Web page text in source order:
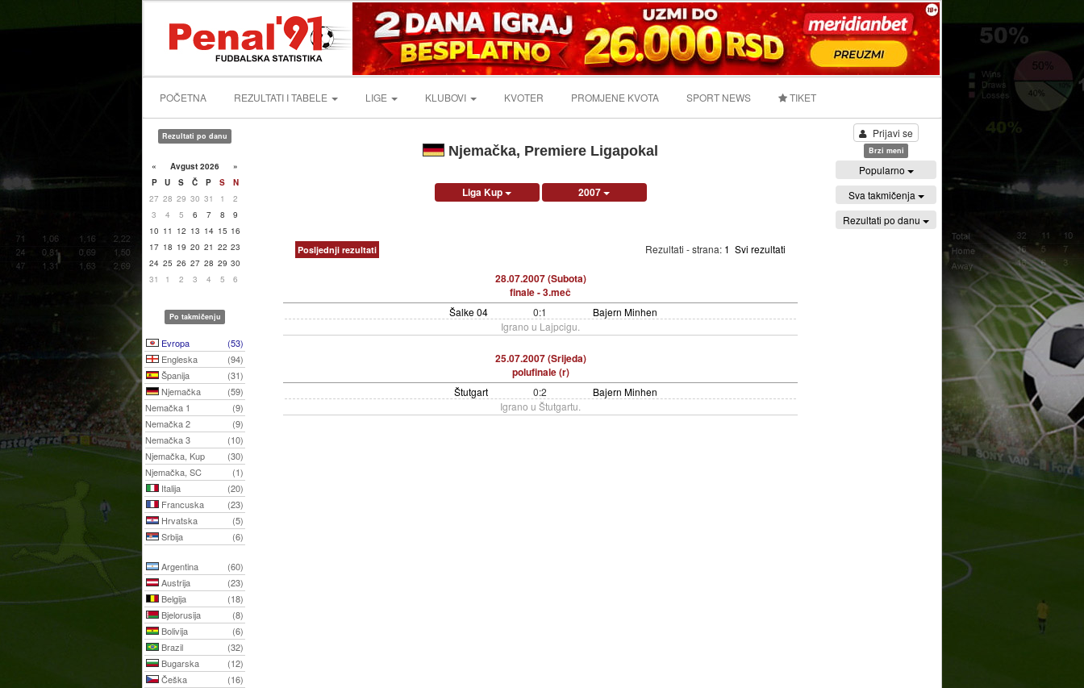
POČETNA REZULTATI I TABELE LIGE KLUBOVI KVOTER PROMJENE KVOTA SPORT NEWS TIKET
Rezultati po danu
« Avgust 2026
»
P
U S Č P S
N
27 28 29 30 31 1
2
3
4 5 6 7 8
9
10 11 12 13 14 15 16
17 18 19 20 21 22 23
24 25 26 27 28 29 30
31
1 2 3 4 5 6
Po takmičenju
Evropa
(53)
Engleska
(94)
Španija
(31)
Njemačka
(59)
Nemačka 1
(9)
Nemačka 2
(9)
Nemačka 3
(10)
Njemačka, Kup
(30)
Njemačka, SC
(1)
Italija
(20)
Francuska
(23)
Hrvatska
(5)
Srbija
(6)
Argentina
(60)
Austrija
(23)
Belgija
(18)
Bjelorusija
(8)
Bolivija
(6)
Brazil
(32)
Bugarska
(12)
Češka
(16)
Njemačka, Premiere Ligapokal
Liga Kup 2007
Posljednji rezultati Rezultati - strana: 1 Svi rezultati
28.07.2007 (Subota)
finale - 3.meč
Šalke 04 0:1
Bajern Minhen
Igrano u Lajpcigu.
25.07.2007 (Srijeda)
polufinale (r)
Štutgart 0:2
Bajern Minhen
Igrano u Štutgartu.
Prijavi se
Brzi meni
Popularno
Sva takmičenja
Rezultati po danu